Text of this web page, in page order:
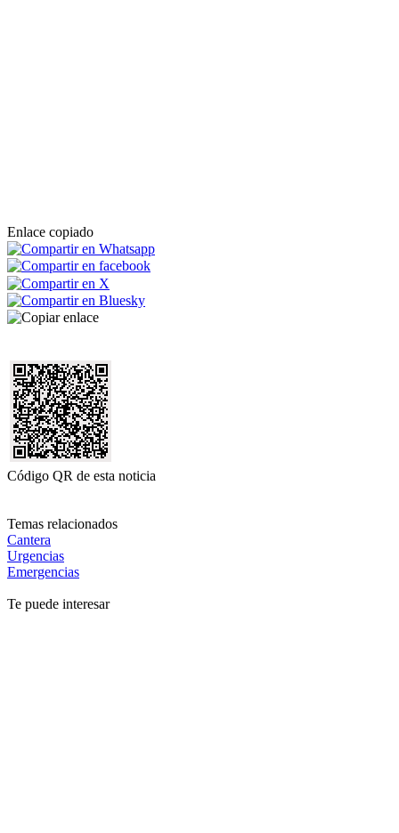
Enlace copiado
Código QR de esta noticia
Temas relacionados
Cantera
Urgencias
Emergencias
Te puede interesar